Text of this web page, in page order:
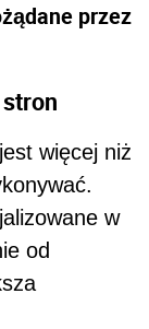
przez
więcej niż
w
od